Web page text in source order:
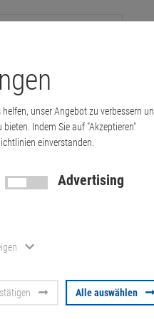
Multimedia & HDTV
EB EB0206
unser Angebot zu verbessern
Indem Sie auf "Akzeptieren"
einverstanden.
Advertising
Alle auswählen